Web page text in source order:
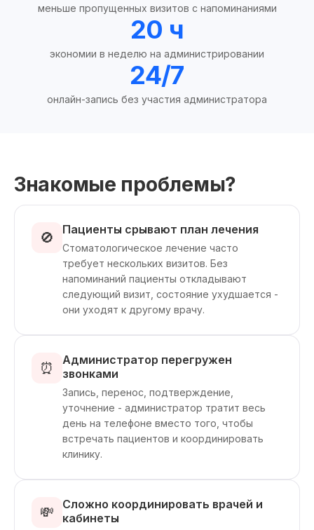
меньше пропущенных визитов с напоминаниями
20 ч
экономии в неделю на администрировании
24/7
онлайн-запись без участия администратора
Знакомые проблемы?
🚫 Пациенты срывают план лечения
Стоматологическое лечение часто
требует нескольких визитов. Без
напоминаний пациенты откладывают
следующий визит, состояние ухудшается -
они уходят к другому врачу.
⏰
Администратор перегружен
звонками
Запись, перенос, подтверждение,
уточнение - администратор тратит весь
день на телефоне вместо того, чтобы
встречать пациентов и координировать
клинику.
💸
Сложно координировать врачей и
кабинеты